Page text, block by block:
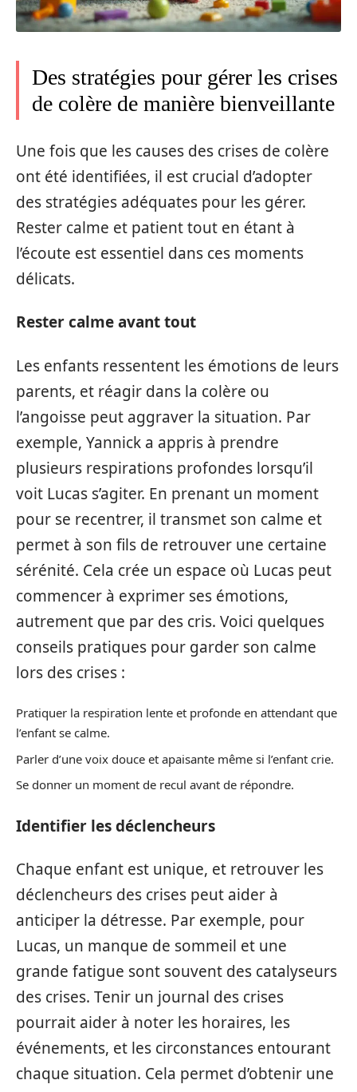
Des stratégies pour gérer les crises
de colère de manière bienveillante
Une fois que les causes des crises de colère
ont été identifiées, il est crucial d’adopter
des stratégies adéquates pour les gérer.
Rester calme et patient tout en étant à
l’écoute est essentiel dans ces moments
délicats.
Rester calme avant tout
Les enfants ressentent les émotions de leurs
parents, et réagir dans la colère ou
l’angoisse peut aggraver la situation. Par
exemple, Yannick a appris à prendre
plusieurs respirations profondes lorsqu’il
voit Lucas s’agiter. En prenant un moment
pour se recentrer, il transmet son calme et
permet à son fils de retrouver une certaine
sérénité. Cela crée un espace où Lucas peut
commencer à exprimer ses émotions,
autrement que par des cris. Voici quelques
conseils pratiques pour garder son calme
lors des crises :
Pratiquer la respiration lente et profonde en attendant que
l’enfant se calme.
Parler d’une voix douce et apaisante même si l’enfant crie.
Se donner un moment de recul avant de répondre.
Identifier les déclencheurs
Chaque enfant est unique, et retrouver les
déclencheurs des crises peut aider à
anticiper la détresse. Par exemple, pour
Lucas, un manque de sommeil et une
grande fatigue sont souvent des catalyseurs
des crises. Tenir un journal des crises
pourrait aider à noter les horaires, les
événements, et les circonstances entourant
chaque situation. Cela permet d’obtenir une